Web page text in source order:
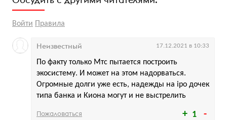
Войти Правила
1
По факту только Мтс пытается построить
экосистему. И может на этом надорваться.
Огромные долги уже есть, надежды на ipo дочек
типа банка и Киона могут и не выстрелить
Неизвестный 17.12.2021 в 10:33
Пожаловаться